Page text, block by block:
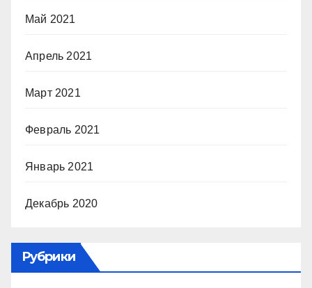
Май 2021
Апрель 2021
Март 2021
Февраль 2021
Январь 2021
Декабрь 2020
Рубрики